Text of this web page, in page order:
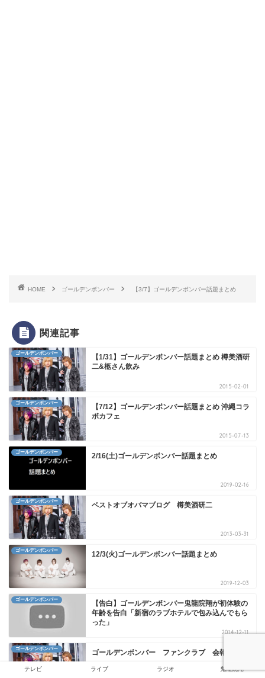
HOME ゴールデンボンバー 【3/7】ゴールデンボンバー話題まとめ
関連記事
ゴールデンボンバー
【1/31】ゴールデンボンバー話題まとめ 樽美酒研
二&柩さん飲み
2015-02-01
ゴールデンボンバー
【7/12】ゴールデンボンバー話題まとめ 沖縄コラ
ボカフェ
2015-07-13
ゴールデンボンバー 2/16(土)ゴールデンボンバー話題まとめ
2019-02-16
ゴールデンボンバー ベストオブオバマブログ 樽美酒研二
2013-03-31
ゴールデンボンバー 12/3(火)ゴールデンボンバー話題まとめ
2019-12-03
ゴールデンボンバー
【告白】ゴールデンボンバー鬼龍院翔が初体験の
年齢を告白「新宿のラブホテルで包み込んでもら
った」
2014-12-11
ゴールデンボンバー ゴールデンボンバー ファンクラブ 会報
テレビ ライブ ラジオ 鬼龍院翔